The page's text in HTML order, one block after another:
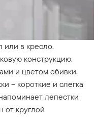
или в кресло.
конструкцию.
и цветом обивки.
– короткие и слегка
лепестки
от круглой